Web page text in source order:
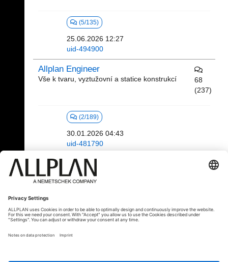
(5/135)
25.06.2026 12:27
uid-494900
Allplan Engineer
Vše k tvaru, vyztužovní a statice konstrukcí
68
(237)
(2/189)
30.01.2026 04:43
uid-481790
Vše okolo portálu Allplan Connect